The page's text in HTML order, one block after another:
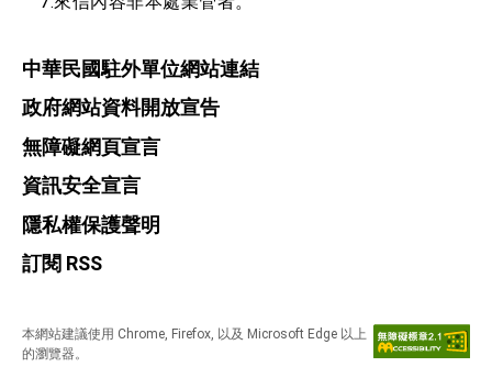
中華民國駐外單位網站連結
政府網站資料開放宣告
無障礙網頁宣言
資訊安全宣言
隱私權保護聲明
訂閱 RSS
本網站建議使用 Chrome, Firefox, 以及 Microsoft Edge 以上
的瀏覽器。